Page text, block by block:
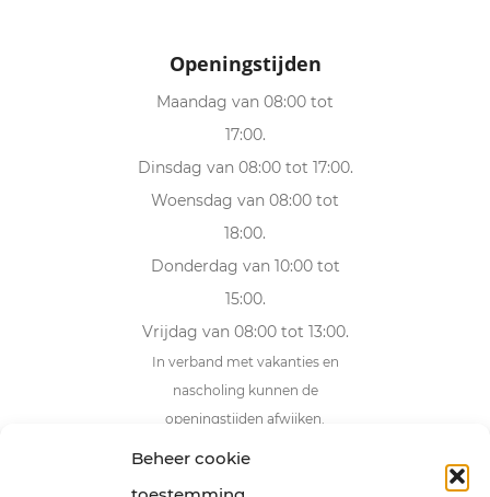
Beheer cookie
Openingstijden
Maandag van 08:00 tot
17:00.
Dinsdag van 08:00 tot 17:00.
Woensdag van 08:00 tot
18:00.
Donderdag van 10:00 tot
15:00.
Vrijdag van 08:00 tot 13:00.
In verband met vakanties en
nascholing kunnen de
openingstijden afwijken.
Adresgegevens